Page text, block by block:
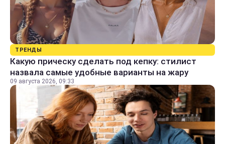
ТРЕНДЫ
Какую прическу сделать под кепку: стилист
назвала самые удобные варианты на жару
09 августа 2026, 09:33